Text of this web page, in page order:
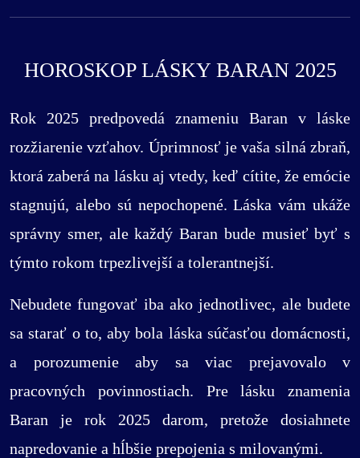
HOROSKOP LÁSKY BARAN 2025
Rok 2025 predpovedá znameniu Baran v láske
rozžiarenie vzťahov. Úprimnosť je vaša silná zbraň,
ktorá zaberá na lásku aj vtedy, keď cítite, že emócie
stagnujú, alebo sú nepochopené. Láska vám ukáže
správny smer, ale každý Baran bude musieť byť s
týmto rokom trpezlivejší a tolerantnejší.
Nebudete fungovať iba ako jednotlivec, ale budete
sa starať o to, aby bola láska súčasťou domácnosti,
a porozumenie aby sa viac prejavovalo v
pracovných povinnostiach. Pre lásku znamenia
Baran je rok 2025 darom, pretože dosiahnete
napredovanie a hĺbšie prepojenia s milovanými.